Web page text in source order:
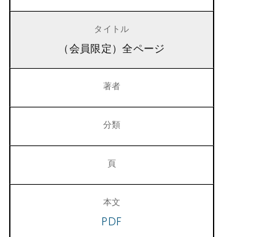
（会員限定）全ページ
PDF